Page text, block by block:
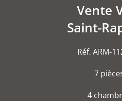
Vente
Saint-
Réf. ARM-
7
4